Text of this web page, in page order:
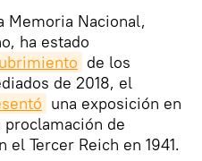
Memoria Nacional,
ha estado
de los
de 2018, el
una exposición en
de
el Tercer Reich en 1941.